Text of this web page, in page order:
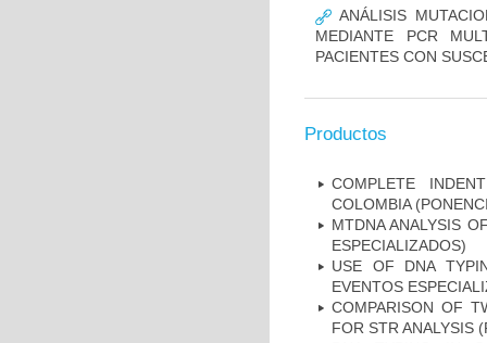
ANÁLISIS
MEDIANTE PCR
PACIENTES CON
Productos
COMPLETE
COLOMBIA
MTDNA ANALYSIS
ESPECIALIZADOS)
USE OF DNA
EVENTOS
COMPARISON OF
FOR STR ANALYSIS